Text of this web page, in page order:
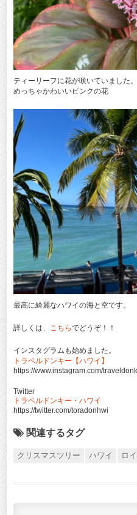
ティーリーフに花が咲いていました。
めっちゃかわいいピンクの花
最高に綺麗なハワイの海と空です。
詳しくは、 こちらでどうぞ！！
インスタグラムも始めました。
トラベルドンキー【ハワイ】
https://www.instagram.com/
Twitter
トラベルドンキー・ハワイ
https://twitter.com/toradonhwi
関連するタグ
クリスマスツリー ハワイ ロ